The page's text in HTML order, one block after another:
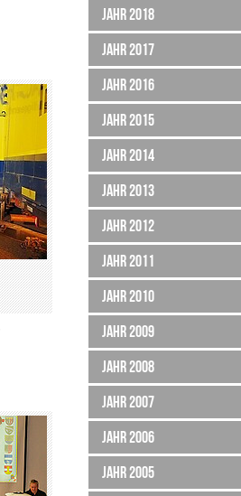
Jahr 2018
Jahr 2017
Jahr 2016
Jahr 2015
Jahr 2014
Jahr 2013
Jahr 2012
Jahr 2011
Jahr 2010
Jahr 2009
Jahr 2008
Jahr 2007
Jahr 2006
Jahr 2005